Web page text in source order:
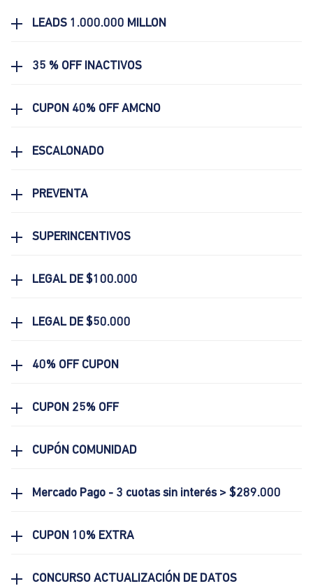
LEADS 1.000.000 MILLON
35 % OFF INACTIVOS
CUPON 40% OFF AMCNO
ESCALONADO
PREVENTA
SUPERINCENTIVOS
LEGAL DE $100.000
LEGAL DE $50.000
40% OFF CUPON
CUPON 25% OFF
CUPÓN COMUNIDAD
Mercado Pago - 3 cuotas sin interés > $289.000
CUPON 10% EXTRA
CONCURSO ACTUALIZACIÓN DE DATOS